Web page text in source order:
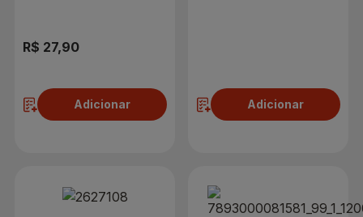
R$ 27,90
Adicionar Adicionar